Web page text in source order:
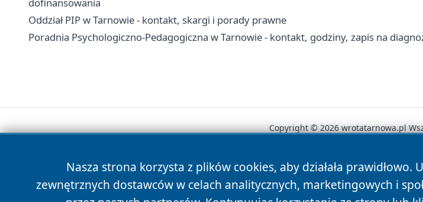
dofinansowania
Oddział PIP w Tarnowie - kontakt, skargi i porady prawne
Poradnia Psychologiczno-Pedagogiczna w Tarnowie - kontakt, godziny, zapis na
Nasza strona korzysta z plików cookies, aby działała
zewnętrznych dostawców w celach analitycznych, marketingowych i
Copyright © 2026 wrotatarnowa.pl
News Autorzy Polityka